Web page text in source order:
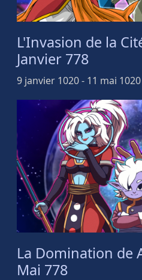
L'Invasion de la
Janvier 778
9 janvier 1020 - 11 mai 1020
La Domination de
Mai 778